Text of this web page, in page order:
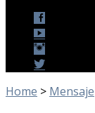
Home > Mensaje